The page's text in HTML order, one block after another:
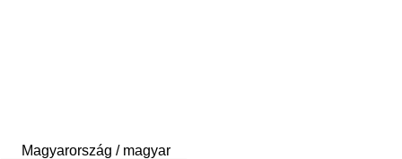
Magyarország / magyar